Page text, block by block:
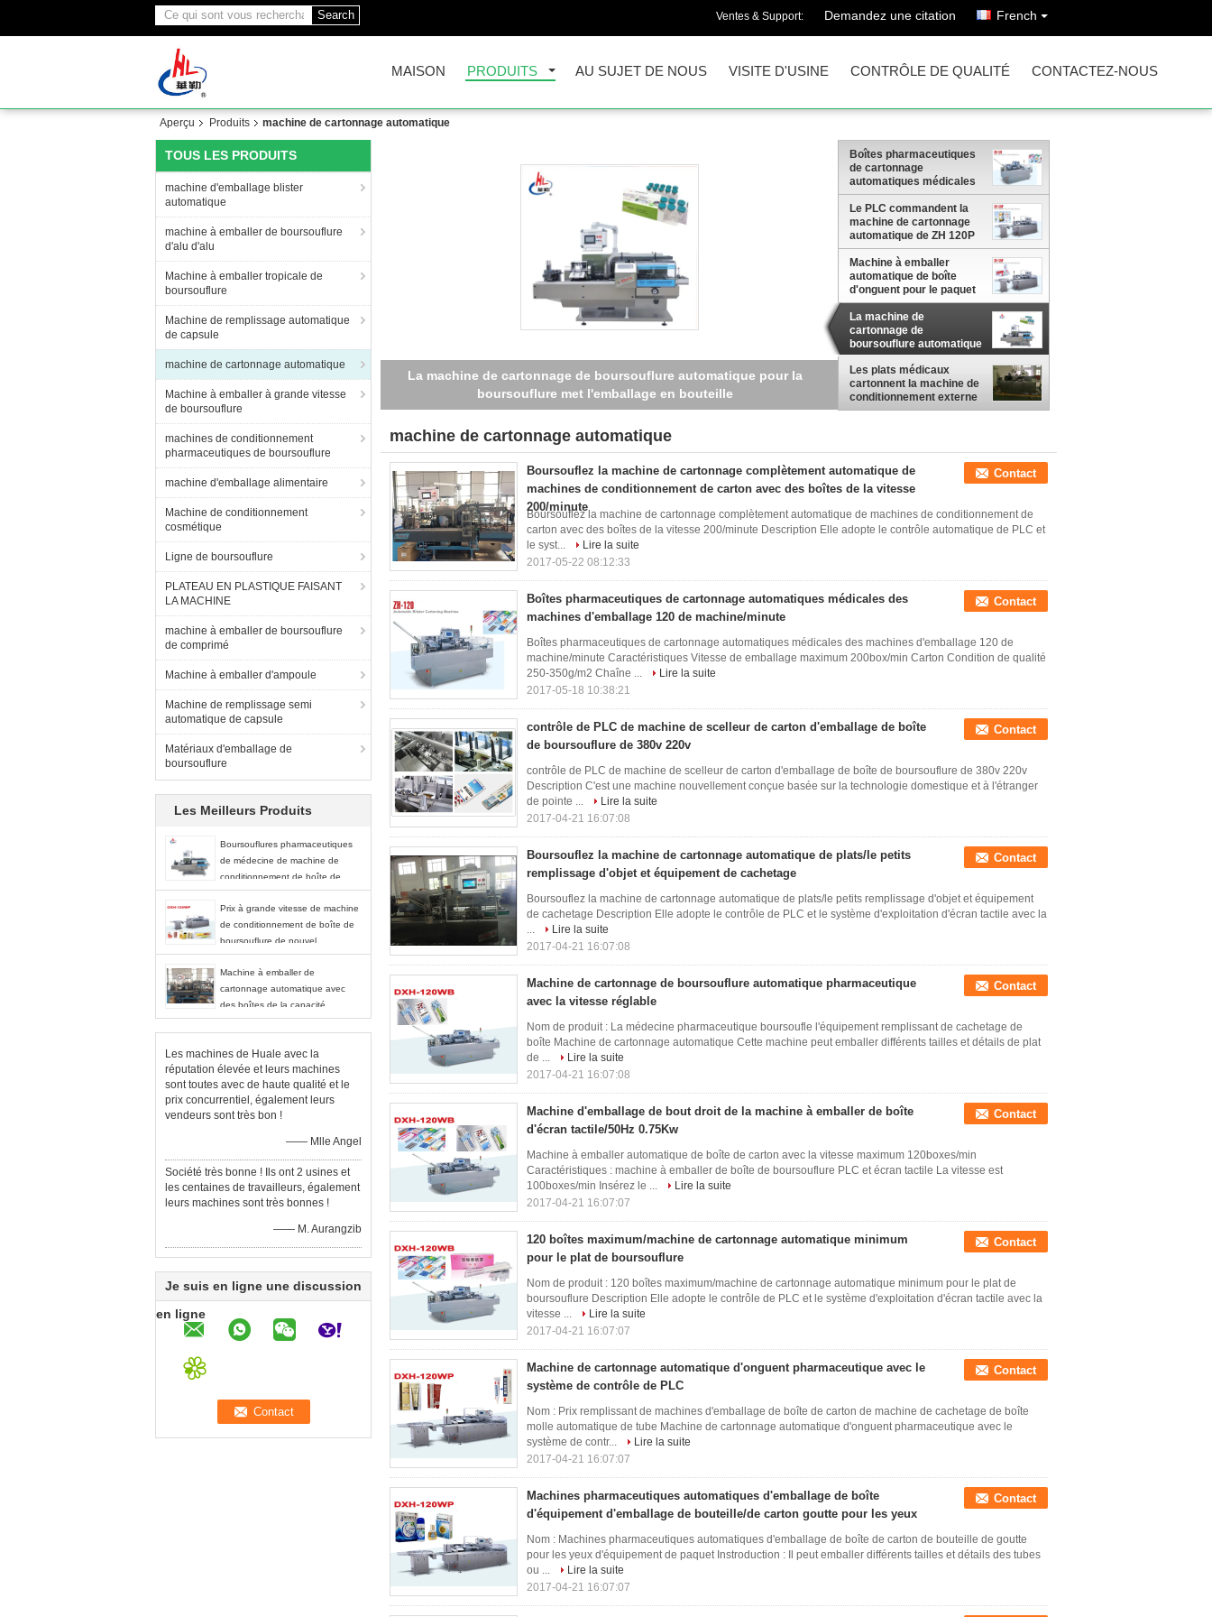
Search Ventes & Support: Demandez une citation French
MAISON PRODUITS AU SUJET DE NOUS VISITE D'USINE CONTRÔLE DE QUALITÉ CONTACTEZ-NOUS
Aperçu Produits machine de cartonnage automatique
TOUS LES PRODUITS
machine d'emballage blister
automatique
machine à emballer de boursouflure
d'alu d'alu
Machine à emballer tropicale de
boursouflure
Machine de remplissage automatique
de capsule
machine de cartonnage automatique
Machine à emballer à grande vitesse
de boursouflure
machines de conditionnement
pharmaceutiques de boursouflure
machine d'emballage alimentaire
Machine de conditionnement
cosmétique
Ligne de boursouflure
PLATEAU EN PLASTIQUE FAISANT
LA MACHINE
machine à emballer de boursouflure
de comprimé
Machine à emballer d'ampoule
Machine de remplissage semi
automatique de capsule
Matériaux d'emballage de
boursouflure
Les Meilleurs Produits
Boursouflures pharmaceutiques
de médecine de machine de
conditionnement de boîte de
carton cartonnant la machine
Prix à grande vitesse de machine
de conditionnement de boîte de
boursouflure de nouvel
état/machines d'emballage boîte
de carton
Machine à emballer de
cartonnage automatique avec
des boîtes de la capacité
120/minute
Les machines de Huale avec la
réputation élevée et leurs machines
sont toutes avec de haute qualité et le
prix concurrentiel, également leurs
vendeurs sont très bon !
—— Mlle Angel
Société très bonne ! Ils ont 2 usines et
les centaines de travailleurs, également
leurs machines sont très bonnes !
—— M. Aurangzib
Je suis en ligne une discussion
en ligne
Les plats médicaux cartonnent la machine de conditionnement externe
pharmaceutique automatique de machine à emballer de boîte
Boîtes pharmaceutiques
de cartonnage
automatiques médicales
des machines
d'emballage 120 de
machine/minute
Le PLC commandent la
machine de cartonnage
automatique de ZH 120P
pour la petite bouteille de
médecine
Machine à emballer
automatique de boîte
d'onguent pour le paquet
cosmétique, 100 boîtes
par production minimum
La machine de
cartonnage de
boursouflure automatique
pour la boursouflure met
l'emballage en bouteille
Les plats médicaux
cartonnent la machine de
conditionnement externe
pharmaceutique
machine de cartonnage automatique
(29)
Boursouflez la machine de cartonnage complètement automatique de
machines de conditionnement de carton avec des boîtes de la vitesse
200/minute
Contact
Boursouflez la machine de cartonnage complètement automatique de machines de conditionnement de
carton avec des boîtes de la vitesse 200/minute Description Elle adopte le contrôle automatique de PLC et
le syst...
Lire la suite
2017-05-22 08:12:33
Boîtes pharmaceutiques de cartonnage automatiques médicales des
machines d'emballage 120 de machine/minute
Contact
Boîtes pharmaceutiques de cartonnage automatiques médicales des machines d'emballage 120 de
machine/minute Caractéristiques Vitesse de emballage maximum 200box/min Carton Condition de qualité
250-350g/m2 Chaîne ...
Lire la suite
2017-05-18 10:38:21
contrôle de PLC de machine de scelleur de carton d'emballage de boîte
de boursouflure de 380v 220v
Contact
contrôle de PLC de machine de scelleur de carton d'emballage de boîte de boursouflure de 380v 220v
Description C'est une machine nouvellement conçue basée sur la technologie domestique et à l'étranger
de pointe ...
Lire la suite
2017-04-21 16:07:08
Boursouflez la machine de cartonnage automatique de plats/le petits
remplissage d'objet et équipement de cachetage
Contact
Boursouflez la machine de cartonnage automatique de plats/le petits remplissage d'objet et équipement
de cachetage Description Elle adopte le contrôle de PLC et le système d'exploitation d'écran tactile avec la
...
Lire la suite
2017-04-21 16:07:08
Machine de cartonnage de boursouflure automatique pharmaceutique
avec la vitesse réglable
Contact
Nom de produit : La médecine pharmaceutique boursoufle l'équipement remplissant de cachetage de
boîte Machine de cartonnage automatique Cette machine peut emballer différents tailles et détails de plat
de ...
Lire la suite
2017-04-21 16:07:08
Machine d'emballage de bout droit de la machine à emballer de boîte
d'écran tactile/50Hz 0.75Kw
Contact
Machine à emballer automatique de boîte de carton avec la vitesse maximum 120boxes/min
Caractéristiques : machine à emballer de boîte de boursouflure PLC et écran tactile La vitesse est
100boxes/min Insérez le ...
Lire la suite
2017-04-21 16:07:07
120 boîtes maximum/machine de cartonnage automatique minimum
pour le plat de boursouflure
Contact
Nom de produit : 120 boîtes maximum/machine de cartonnage automatique minimum pour le plat de
boursouflure Description Elle adopte le contrôle de PLC et le système d'exploitation d'écran tactile avec la
vitesse ...
Lire la suite
2017-04-21 16:07:07
Machine de cartonnage automatique d'onguent pharmaceutique avec le
système de contrôle de PLC
Contact
Nom : Prix remplissant de machines d'emballage de boîte de carton de machine de cachetage de boîte
molle automatique de tube Machine de cartonnage automatique d'onguent pharmaceutique avec le
système de contr...
Lire la suite
2017-04-21 16:07:07
Machines pharmaceutiques automatiques d'emballage de boîte
d'équipement d'emballage de bouteille/de carton goutte pour les yeux
Contact
Nom : Machines pharmaceutiques automatiques d'emballage de boîte de carton de bouteille de goutte
pour les yeux d'équipement de paquet Instroduction : Il peut emballer différents tailles et détails des tubes
ou ...
Lire la suite
2017-04-21 16:07:07